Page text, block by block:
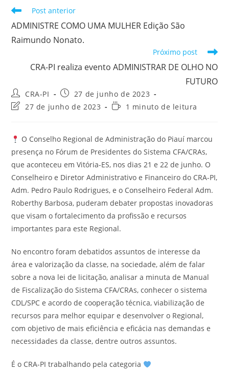
Leia
artigos
Post anterior
ADMINISTRE COMO UMA MULHER Edição São
Raimundo Nonato.
Próximo post
CRA-PI realiza evento ADMINISTRAR DE OLHO NO
FUTURO
Autor
do
post:
CRA-PI
Post
publicado:
27 de junho de 2023
Última
post:
27 de junho de 2023
Tempo1 minuto de leitura
O Conselho Regional de Administração do Piauí marcou
presença no Fórum de Presidentes do Sistema CFA/CRAs,
que aconteceu em Vitória-ES, nos dias 21 e 22 de junho. O
Conselheiro e Diretor Administrativo e Financeiro do CRA-PI,
Adm. Pedro Paulo Rodrigues, e o Conselheiro Federal Adm.
Roberthy Barbosa, puderam debater propostas inovadoras
que visam o fortalecimento da profissão e recursos
importantes para este Regional.
No encontro foram debatidos assuntos de interesse da
área e valorização da classe, na sociedade, além de falar
sobre a nova lei de licitação, analisar a minuta de Manual
de Fiscalização do Sistema CFA/CRAs, conhecer o sistema
CDL/SPC e acordo de cooperação técnica, viabilização de
recursos para melhor equipar e desenvolver o Regional,
com objetivo de mais eficiência e eficácia nas demandas e
necessidades da classe, dentre outros assuntos.
É o CRA-PI trabalhando pela categoria